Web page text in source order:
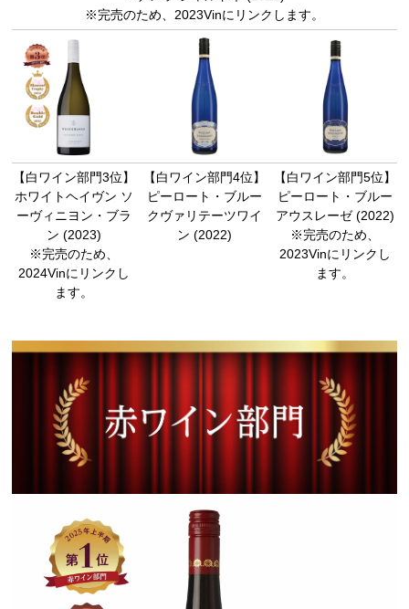
※完売のため、2023Vinにリンクします。
【白ワイン部門3位】
ホワイトヘイヴン ソ
ーヴィニヨン・ブラ
ン (2023)
※完売のため、
2024Vinにリンクし
ます。
【白ワイン部門4位】
ピーロート・ブルー
クヴァリテーツワイ
ン (2022)
【白ワイン部門5位】
ピーロート・ブルー
アウスレーゼ (2022)
※完売のため、
2023Vinにリンクし
ます。